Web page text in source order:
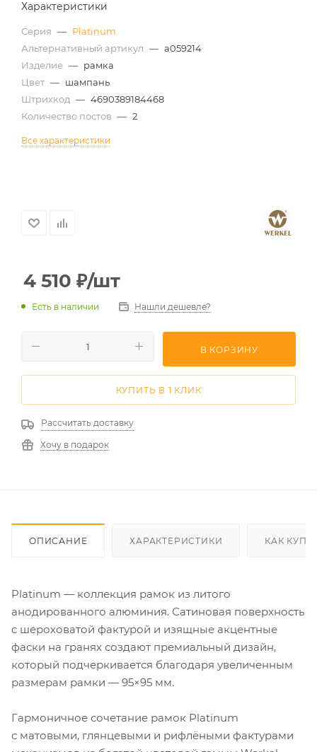
Характеристики
Серия — Platinum
Альтернативный артикул — a059214
Изделие — рамка
Цвет — шампань
Штрихкод — 4690389184468
Количество постов — 2
Все характеристики
4 510 ₽/шт
Есть в наличии Нашли дешевле?
В КОРЗИНУ
КУПИТЬ В 1 КЛИК
Рассчитать доставку
Хочу в подарок
ОПИСАНИЕ ХАРАКТЕРИСТИКИ КАК
Platinum — коллекция рамок из литого
анодированного алюминия. Сатиновая поверхность
с шероховатой фактурой и изящные акцентные
фаски на гранях создают премиальный дизайн,
который подчеркивается благодаря увеличенным
размерам рамки — 95×95 мм.
Гармоничное сочетание рамок Platinum
с матовыми, глянцевыми и рифлёными фактурами